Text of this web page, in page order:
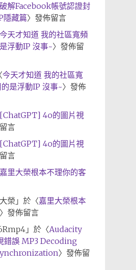
破解Facebook帳號認證封
隱藏篇〉發佈留言
今天才知道 我的社區寬頻
浮動IP 沒事~〉發佈留
今天才知道 我的社區寬
是浮動IP 沒事~〉發佈
[ChatGPT] 4o的圖片視
言
[ChatGPT] 4o的圖片視
言
嘉里大榮根本不理你的客
榮 」於〈嘉里大榮根本
發佈留言
」於〈Audacity
錯誤 MP3 Decoding
〉發佈留